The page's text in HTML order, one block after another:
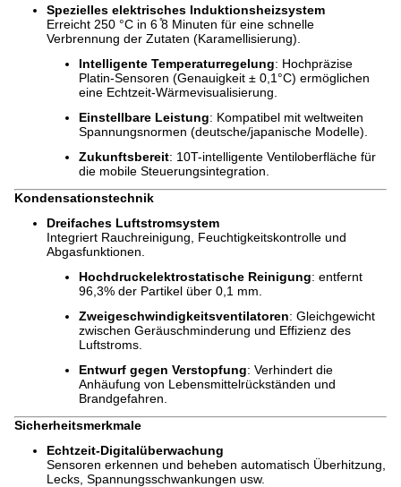
Spezielles elektrisches Induktionsheizsystem
Erreicht 250 °C in 6 ̊8 Minuten für eine schnelle
Verbrennung der Zutaten (Karamellisierung).
Intelligente Temperaturregelung: Hochpräzise
Platin-Sensoren (Genauigkeit ± 0,1°C) ermöglichen
eine Echtzeit-Wärmevisualisierung.
Einstellbare Leistung: Kompatibel mit weltweiten
Spannungsnormen (deutsche/japanische Modelle).
Zukunftsbereit: 10T-intelligente Ventiloberfläche für
die mobile Steuerungsintegration.
Kondensationstechnik
Dreifaches Luftstromsystem
Integriert Rauchreinigung, Feuchtigkeitskontrolle und
Abgasfunktionen.
Hochdruckelektrostatische Reinigung: entfernt
96,3% der Partikel über 0,1 mm.
Zweigeschwindigkeitsventilatoren: Gleichgewicht
zwischen Geräuschminderung und Effizienz des
Luftstroms.
Entwurf gegen Verstopfung: Verhindert die
Anhäufung von Lebensmittelrückständen und
Brandgefahren.
Sicherheitsmerkmale
Echtzeit-Digitalüberwachung
Sensoren erkennen und beheben automatisch Überhitzung,
Lecks, Spannungsschwankungen usw.